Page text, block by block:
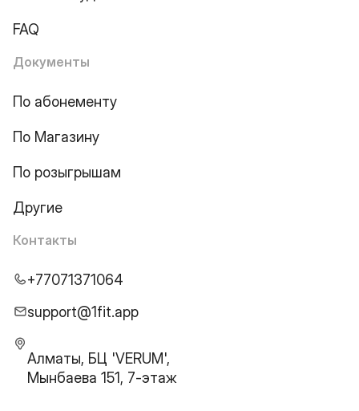
FAQ
Документы
По абонементу
По Магазину
По розыгрышам
Другие
Контакты
+77071371064
support@1fit.app
Алматы, БЦ 'VERUM',
Мынбаева 151, 7-этаж